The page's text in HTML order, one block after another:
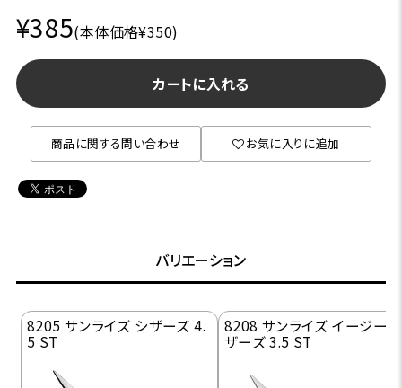
¥385(本体価格¥350)
カートに入れる
商品に関する問い合わせ お気に入りに追加
バリエーション
8205 サンライズ シザーズ 4.
5 ST
8208 サンライズ イージーシ
ザーズ 3.5 ST